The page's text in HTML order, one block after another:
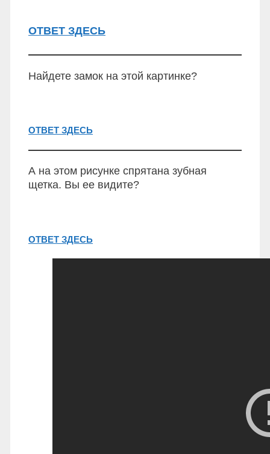
ОТВЕТ ЗДЕСЬ
Найдете замок на этой картинке?
ОТВЕТ ЗДЕСЬ
А на этом рисунке спрятана зубная
щетка. Вы ее видите?
ОТВЕТ ЗДЕСЬ